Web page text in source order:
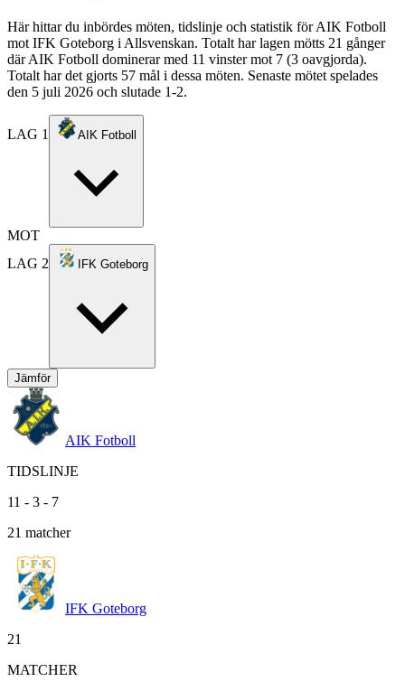
Här hittar du inbördes möten, tidslinje och statistik för AIK Fotboll
mot IFK Goteborg i Allsvenskan. Totalt har lagen mötts 21 gånger
där AIK Fotboll dominerar med 11 vinster mot 7 (3 oavgjorda).
Totalt har det gjorts 57 mål i dessa möten. Senaste mötet spelades
den 5 juli 2026 och slutade 1-2.
LAG 1 AIK Fotboll
MOT
LAG 2
IFK Goteborg
Jämför
AIK Fotboll
TIDSLINJE
11 - 3 - 7
21 matcher
IFK Goteborg
21
MATCHER